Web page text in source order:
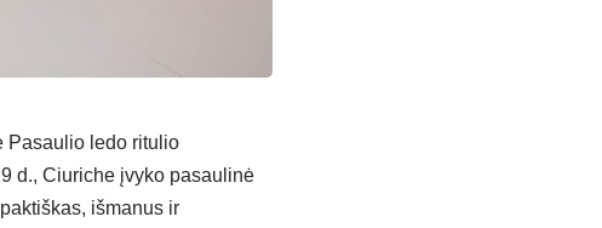
Pasaulio ledo ritulio
d., Ciuriche įvyko pasaulinė
išmanus ir